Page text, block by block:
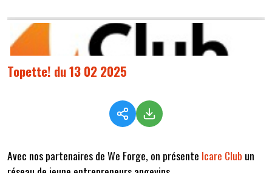
Topette! du 13 02 2025
Avec nos partenaires de We Forge, on présente Icare Club un